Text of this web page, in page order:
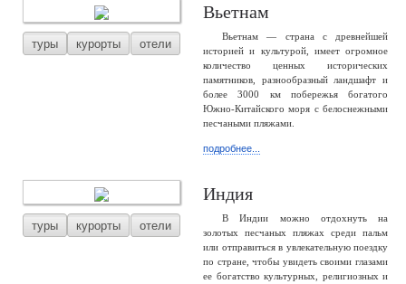
туры курорты отели
Вьетнам
Вьетнам — страна с древнейшей
историей и культурой, имеет огромное
количество ценных исторических
памятников, разнообразный ландшафт и
более 3000 км побережья богатого
Южно-Китайского моря с белоснежными
песчаными пляжами.
подробнее...
туры курорты отели
Индия
В Индии можно отдохнуть на
золотых песчаных пляжах среди пальм
или отправиться в увлекательную поездку
по стране, чтобы увидеть своими глазами
ее богатство культурных, религиозных и